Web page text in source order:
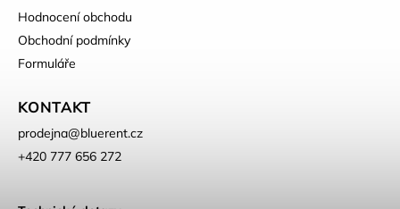
Hodnocení obchodu
Obchodní podmínky
Formuláře
KONTAKT
prodejna@bluerent.cz
+420 777 656 272